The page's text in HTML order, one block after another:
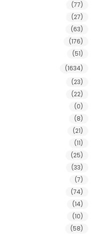
(77)
(27)
(63)
(176)
(51)
(1634)
(23)
(22)
(0)
(8)
(21)
(11)
(25)
(33)
(7)
(74)
(14)
(10)
(58)